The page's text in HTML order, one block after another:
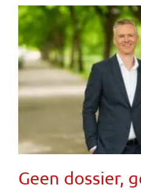
Geen dossier,